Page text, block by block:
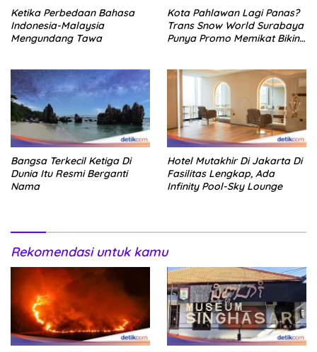
Ketika Perbedaan Bahasa
Indonesia-Malaysia
Mengundang Tawa
Kota Pahlawan Lagi Panas?
Trans Snow World Surabaya
Punya Promo Memikat Bikin
Bangsa Terkecil Ketiga Di
Dunia Itu Resmi Berganti
Nama
Hotel Mutakhir Di Jakarta Di
Fasilitas Lengkap, Ada
Infinity Pool-Sky Lounge
Rekomendasi untuk kamu